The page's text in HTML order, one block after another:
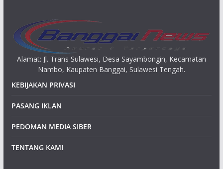
Alamat: Jl. Trans Sulawesi, Desa Sayambongin, Kecamatan
Nambo, Kaupaten Banggai, Sulawesi Tengah.
KEBIJAKAN PRIVASI
PASANG IKLAN
PEDOMAN MEDIA SIBER
TENTANG KAMI